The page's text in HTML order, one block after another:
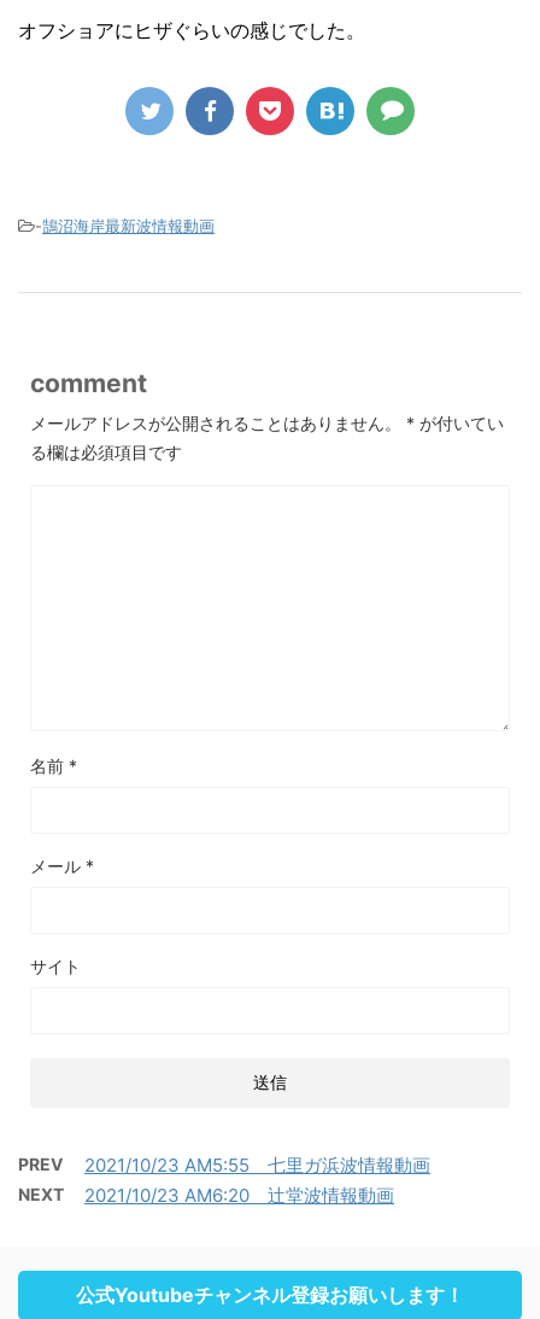
オフショアにヒザぐらいの感じでした。
-鵠沼海岸最新波情報動画
comment
メールアドレスが公開されることはありません。 * が付いてい
る欄は必須項目です
名前 *
メール *
サイト
PREV 2021/10/23 AM5:55 七里ガ浜波情報動画
NEXT 2021/10/23 AM6:20 辻堂波情報動画
公式Youtubeチャンネル登録お願いします！